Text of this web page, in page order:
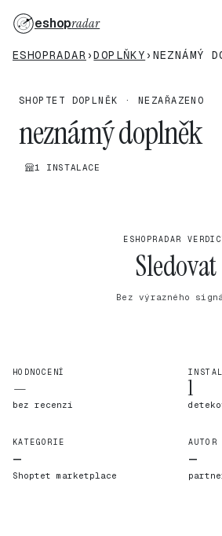
eshopradar
ESHOPRADAR ›DOPLŇKY › NEZNÁMÝ
SHOPTET DOPLNĚK · NEZAŘAZENO
neznámý doplněk
1 INSTALACE
ESHOPRADAR
Sledovat
Bez výrazného
HODNOCENÍ
—
bez recenzí
1
KATEGORIE
—
Shoptet marketplace
AUTOR
—